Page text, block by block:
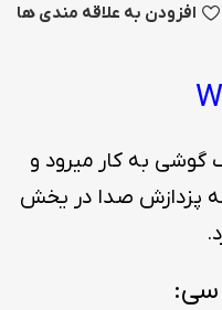
افزودن به علاقه مندی ها
به کار میرود و
پزدازش صدا در یخش
سی: